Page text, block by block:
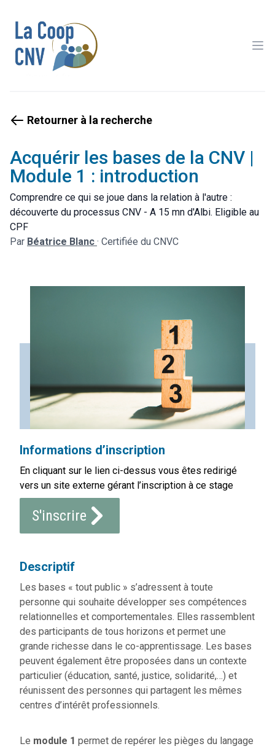
Retourner à la recherche
Acquérir les bases de la CNV |
Module 1 : introduction
Comprendre ce qui se joue dans la relation à l'autre :
découverte du processus CNV - A 15 mn d'Albi. Eligible au
CPF
Par Béatrice Blanc · Certifiée du CNVC
Informations d’inscription
En cliquant sur le lien ci-dessus vous êtes redirigé
vers un site externe gérant l’inscription à ce stage
S'inscrire
Descriptif
Les bases « tout public » s’adressent à toute
personne qui souhaite développer ses compétences
relationnelles et comportementales. Elles rassemblent
des participants de tous horizons et permet une
grande richesse dans le co-apprentissage. Les bases
peuvent également être proposées dans un contexte
particulier (éducation, santé, justice, solidarité,…) et
réunissent des personnes qui partagent les mêmes
centres d’intérêt professionnels.
Le module 1 permet de repérer les pièges du langage